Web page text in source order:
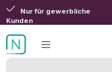
Zum Hauptinhalt springen
Nur für gewerbliche
Kunden